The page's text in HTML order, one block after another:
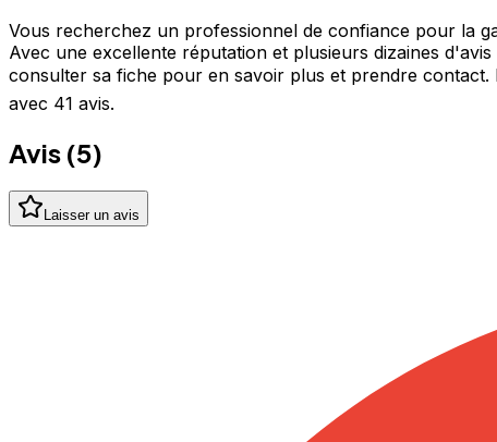
Vous recherchez un professionnel de confiance pour la
Avec une excellente réputation et plusieurs dizaines
consulter sa fiche pour en savoir plus et prendre contact.
avec 41 avis.
Avis (5)
Laisser un avis